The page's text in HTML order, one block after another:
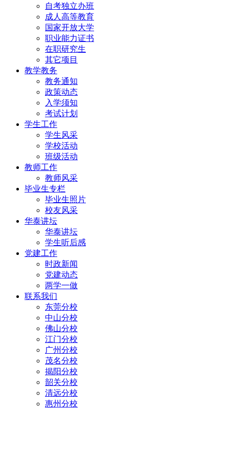
自考独立办班
成人高等教育
国家开放大学
职业能力证书
在职研究生
其它项目
教学教务
教务通知
政策动态
入学须知
考试计划
学生工作
学生风采
学校活动
班级活动
教师工作
教师风采
毕业生专栏
毕业生照片
校友风采
华泰讲坛
华泰讲坛
学生听后感
党建工作
时政新闻
党建动态
两学一做
联系我们
东莞分校
中山分校
佛山分校
江门分校
广州分校
茂名分校
揭阳分校
韶关分校
清远分校
惠州分校